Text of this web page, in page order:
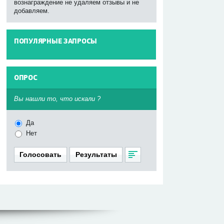
вознаграждение не удаляем отзывы и не
добавляем.
ПОПУЛЯРНЫЕ ЗАПРОСЫ
ОПРОС
Вы нашли то, что искали ?
Да
Нет
Голосовать Результаты